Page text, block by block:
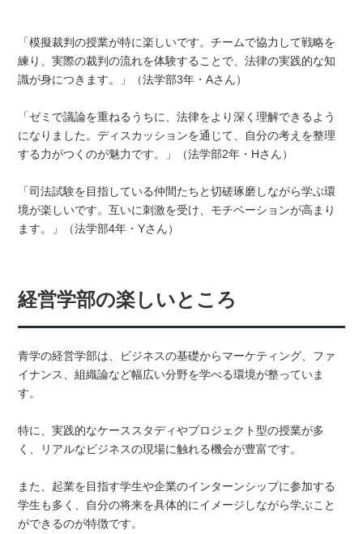
「模擬裁判の授業が特に楽しいです。チームで協力して戦略を
練り、実際の裁判の流れを体験することで、法律の実践的な知
識が身につきます。」（法学部3年・Aさん）
「ゼミで議論を重ねるうちに、法律をより深く理解できるよう
になりました。ディスカッションを通じて、自分の考えを整理
する力がつくのが魅力です。」（法学部2年・Hさん）
「司法試験を目指している仲間たちと切磋琢磨しながら学ぶ環
境が楽しいです。互いに刺激を受け、モチベーションが高まり
ます。」（法学部4年・Yさん）
経営学部の楽しいところ
青学の経営学部は、ビジネスの基礎からマーケティング、ファ
イナンス、組織論など幅広い分野を学べる環境が整っていま
す。
特に、実践的なケーススタディやプロジェクト型の授業が多
く、リアルなビジネスの現場に触れる機会が豊富です。
また、起業を目指す学生や企業のインターンシップに参加する
学生も多く、自分の将来を具体的にイメージしながら学ぶこと
ができるのが特徴です。